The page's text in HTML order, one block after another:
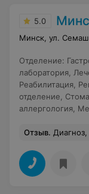
5.0 Минский
Минск, ул.
Отделение:
лаборатория
Реабилитация
отделение
аллергология
Отзыв. Диагноз, который мне поставили врачи, был не утешителен биллиарный аутоиммунный цирроз печени. Методик лечения и препаратов для лечения данного заболевания нет. Наши могилевские врачи Крылова С.И., Листратенко Л.А., Медведник В.Ф,